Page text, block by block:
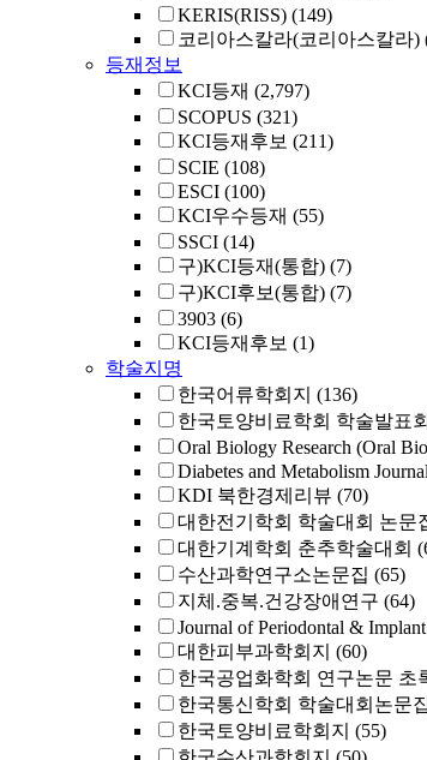
KERIS(RISS) (149)
코리아스칼라(코리아스칼라)
등재정보
KCI등재 (2,797)
SCOPUS (321)
KCI등재후보 (211)
SCIE (108)
ESCI (100)
KCI우수등재 (55)
SSCI (14)
구)KCI등재(통합) (7)
구)KCI후보(통합) (7)
3903 (6)
KCI등재후보 (1)
학술지명
한국어류학회지 (136)
한국토양비료학회 학술발표
Oral Biology Research (Oral
Diabetes and Metabolism Journal
KDI 북한경제리뷰 (70)
대한전기학회 학술대회 논문
대한기계학회 춘추학술대회
수산과학연구소논문집 (65)
지체.중복.건강장애연구 (64)
Journal of Periodontal &
대한피부과학회지 (60)
한국공업화학회 연구논문 초
한국통신학회 학술대회논문
한국토양비료학회지 (55)